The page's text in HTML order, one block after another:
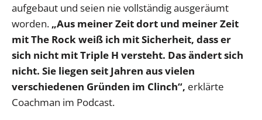
aufgebaut und seien nie vollständig ausgeräumt
worden. „Aus meiner Zeit dort und meiner Zeit
mit The Rock weiß ich mit Sicherheit, dass er
sich nicht mit Triple H versteht. Das ändert sich
nicht. Sie liegen seit Jahren aus vielen
verschiedenen Gründen im Clinch“, erklärte
Coachman im Podcast.